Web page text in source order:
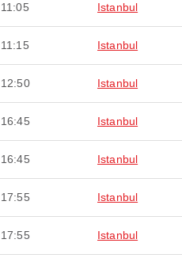
11:05 Istanbul
11:15 Istanbul
12:50 Istanbul
16:45 Istanbul
16:45 Istanbul
17:55 Istanbul
17:55 Istanbul